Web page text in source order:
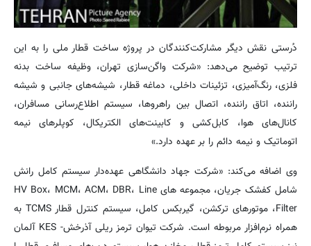
دُرستی نقش دیگر مشارکت‌کنندگان در پروژه ساخت قطار ملی را به این
ترتیب توضیح می‌دهد: «شرکت واگن‌سازی تهران، وظیفه ساخت بدنه
فلزی، رنگ‌آمیزی، تزئینات داخلی، دماغه قطار، شیشه‌های جانبی و شیشه
راننده، اتاق راننده، اتصال بین راهروها، سیستم اطلاع‌رسانی مسافران،
کانال‌های هوا، کابل‌کشی و کابینت‌های الکتریکال، کوپلرهای نیمه
اتوماتیک و نیمه دائم را بر عهده دارد.»
وی اضافه می‌کند: «شرکت جهاد دانشگاهی عهده‌دار سیستم کامل رانش
شامل کفشک جریان، مجموعه های HV Box، MCM، ACM، DBR، Line
Filter، موتورهای ترکشن، گیربکس کامل، سیستم کنترل قطار TCMS به
همراه نرم‌افزار مربوطه است. شرکت تیوان ترمز ریلی آذرخش- KES آلمان